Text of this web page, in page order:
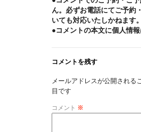
ん。必ずお電話にてご予約
いても対応いたしかねます
●コメントの本文に個人情
コメントを残す
メールアドレスが公開される
目です
コメント ※